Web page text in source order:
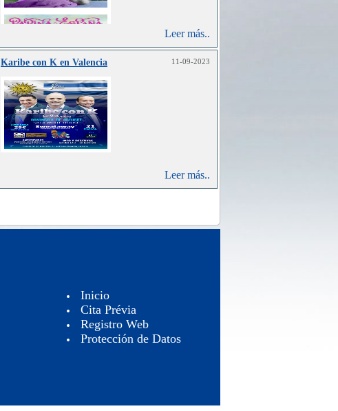
Leer más..
Karibe con K en Valencia 11-09-2023
Leer más..
Inicio
Cita Prévia
Registro Web
Protección de Datos